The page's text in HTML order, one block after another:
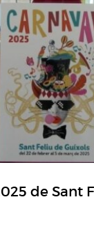
de Sant